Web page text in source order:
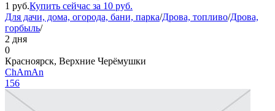
1 руб.Купить сейчас за 10 руб.
Для дачи, дома, огорода, бани, парка/Дрова, топливо/Дрова,
горбыль/
2 дня
0
Красноярск, Верхние Черёмушки
ChAmAn
156